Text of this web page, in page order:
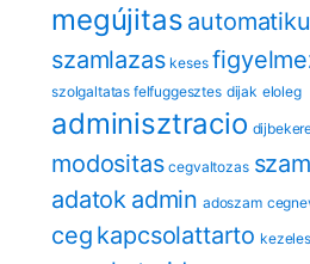
megújitas
szamlazas keses
szolgaltatas felfuggesztes dijak eloleg
adminisztracio
modositas cegvaltozas
adatok admin adoszam
ceg kapcsolattarto kezeles